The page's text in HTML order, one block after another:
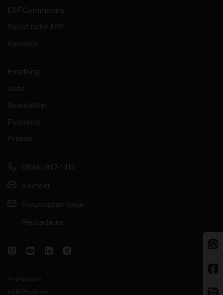
ERF Community
Gebet beim ERF
Spenden
Empfang
Jobs
Newsletter
Podcasts
Presse
06441 957-1414
Kontakt
Nutzungsanfrage
Mediadaten
Impressum
AGB/Widerruf